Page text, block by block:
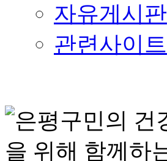
자유게시판
관련사이트